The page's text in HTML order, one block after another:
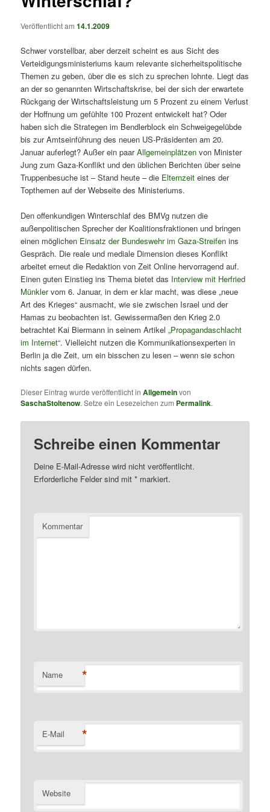
Veröffentlicht am14.1.2009
Schwer vorstellbar, aber derzeit scheint es aus Sicht des
Verteidigungsministeriums kaum relevante sicherheitspolitische
Themen zu geben, über die es sich zu sprechen lohnte. Liegt das
an der so genannten Wirtschaftskrise, bei der sich der erwartete
Rückgang der Wirtschaftsleistung um 5 Prozent zu einem Verlust
der Hoffnung um gefühlte 100 Prozent entwickelt hat? Oder
haben sich die Strategen im Bendlerblock ein Schweigegelübde
bis zur Amtseinführung des neuen US-Präsidenten am 20.
Januar auferlegt? Außer ein paarAllgemeinplätzen von Minister
Jung zum Gaza-Konflikt und den üblichen Berichten über seine
Truppenbesuche ist – Stand heute – die Elternzeit eines der
Topthemen auf der Webseite des Ministeriums.
Den offenkundigen Winterschlaf des BMVg nutzen die
außenpolitischen Sprecher der Koalitionsfraktionen und bringen
einen möglichen Einsatz der Bundeswehr im Gaza-Streifen ins
Gespräch. Die reale und mediale Dimension dieses Konflikt
arbeitet erneut die Redaktion von Zeit Online hervorragend auf.
Einen guten Einstieg ins Thema bietet das Interview mit Herfried
Münklervom 6. Januar, in dem er klar macht, was diese „neue
Art des Krieges“ ausmacht, wie sie zwischen Israel und der
Hamas zu beobachten ist. Gewissermaßen den Krieg 2.0
betrachtet Kai Biermann in seinem Artikel„Propagandaschlacht
im Internet“. Vielleicht nutzen die Kommunikationsexperten in
Berlin ja die Zeit, um ein bisschen zu lesen – wenn sie schon
nichts sagen dürfen.
Dieser Eintrag wurde veröffentlicht inAllgemeinvon
SaschaStoltenow. Setze ein Lesezeichen zum Permalink.
Schreibe einen Kommentar
Deine E-Mail-Adresse wird nicht veröffentlicht.
Erforderliche Felder sind mit* markiert.
Kommentar
Name *
E-Mail *
Website